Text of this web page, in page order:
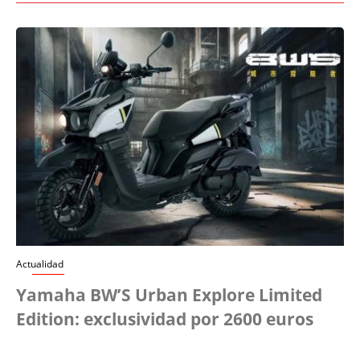
Actualidad
Yamaha BW’S Urban Explore Limited
Edition: exclusividad por 2600 euros